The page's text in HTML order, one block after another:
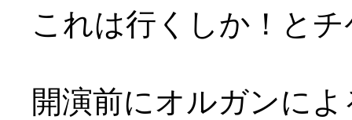
これは行くしか！と
開演前にオルガンに